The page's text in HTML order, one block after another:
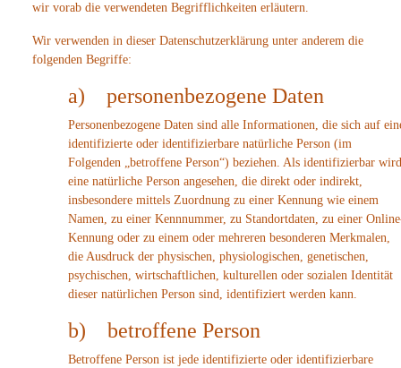
wir vorab die verwendeten Begrifflichkeiten erläutern.
Wir verwenden in dieser Datenschutzerklärung unter anderem die
folgenden Begriffe:
a) personenbezogene Daten
Personenbezogene Daten sind alle Informationen, die sich auf
identifizierte oder identifizierbare natürliche Person (im
Folgenden „betroffene Person“) beziehen. Als identifizierbar wird
eine natürliche Person angesehen, die direkt oder indirekt,
insbesondere mittels Zuordnung zu einer Kennung wie einem
Namen, zu einer Kennnummer, zu Standortdaten, zu einer
Kennung oder zu einem oder mehreren besonderen Merkmalen,
die Ausdruck der physischen, physiologischen, genetischen,
psychischen, wirtschaftlichen, kulturellen oder sozialen Identität
dieser natürlichen Person sind, identifiziert werden kann.
b) betroffene Person
Betroffene Person ist jede identifizierte oder identifizierbare